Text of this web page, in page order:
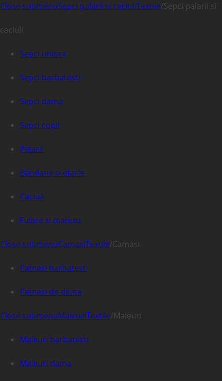
Close submenuSepci palarii si caciuliTextile/Sepci palarii si
caciuli
Sepci unisex
Sepci barbatesti
Sepci dama
Sepci copii
Palarii
Bandane si efarfe
Caciuli
Fulare si manusi
Close submenuCamasiTextile/Camasi
Camasi barbatesti
Camasi de dama
Close submenuMaieuriTextile/Maieuri
Maieuri barbatesti
Maieuri dama